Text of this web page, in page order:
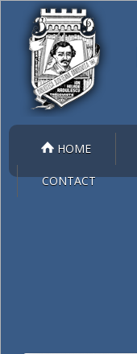
HOME
CONTACT